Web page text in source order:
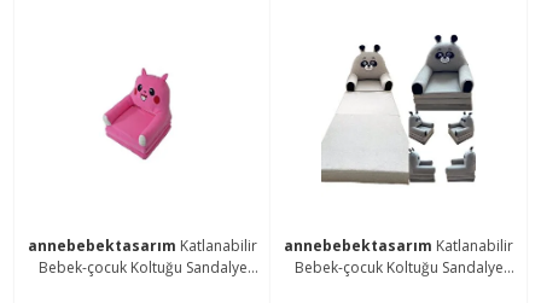
annebebektasarım Katlanabilir
Bebek-çocuk Koltuğu Sandalye
annebebektasarım Katlanabilir
Bebek-çocuk Koltuğu Sandalye